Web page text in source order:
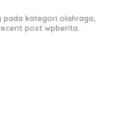
kategori olahraga,
post wpberita.